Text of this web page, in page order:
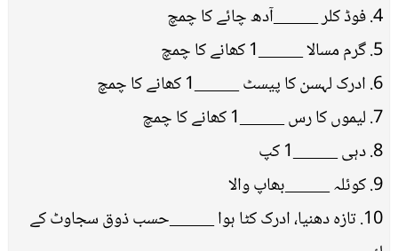
4. فوڈ کلر _____آدھ چائے کا چمچ
5. گرم مسالا _____1 کھانے کا چمچ
6. ادرک لہسن کا پیسٹ _____1 کھانے کا چمچ
7. لیموں کا رس _____1 کھانے کا چمچ
8. دہی _____1 کپ
9. کوئلہ _____بھاپ والا
10. تازہ دھنیا، ادرک کٹا ہوا _____حسب ذوق سجاوٹ کے